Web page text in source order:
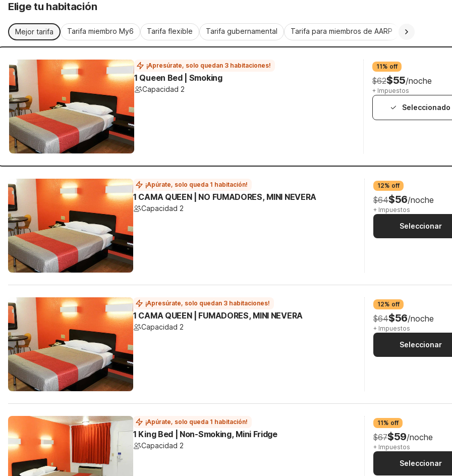
Elige tu habitación
Mejor tarifa Tarifa miembro My6 Tarifa flexible Tarifa gubernamental Tarifa para miembros de AARP
¡Apresúrate, solo quedan 3 habitaciones!
1 Queen Bed | Smoking
Capacidad 2
11% off
$62$55/noche
+ Impuestos
Seleccionado
¡Apúrate, solo queda 1 habitación!
1 CAMA QUEEN | NO FUMADORES, MINI NEVERA
Capacidad 2
12% off
$64$56/noche
+ Impuestos
Seleccionar
¡Apresúrate, solo quedan 3 habitaciones!
1 CAMA QUEEN | FUMADORES, MINI NEVERA
Capacidad 2
12% off
$64$56/noche
+ Impuestos
Seleccionar
¡Apúrate, solo queda 1 habitación!
1 King Bed | Non-Smoking, Mini Fridge
Capacidad 2
11% off
$67$59/noche
+ Impuestos
Seleccionar